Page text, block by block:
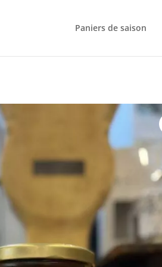
Paniers de saison